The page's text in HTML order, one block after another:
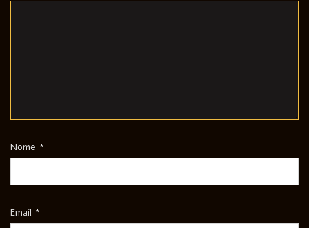
Nome *
Email *